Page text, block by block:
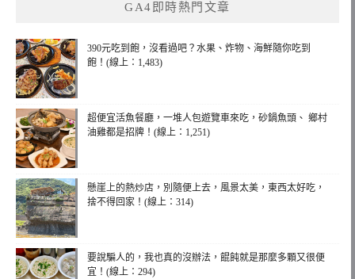
GA4即時熱門文章
390元吃到飽，沒看過吧？水果、炸物、海鮮隨你吃到
飽！(線上：1,483)
超便宜活魚餐廳，一堆人包遊覽車來吃，砂鍋魚頭、 鄉村
油雞都是招牌！(線上：1,251)
懸崖上的熱炒店，別隨便上去，風景太美，東西太好吃，
捨不得回家！(線上：314)
要說騙人的，我也真的沒辦法，餛飩就是那麼多顆又很便
宜！(線上：294)